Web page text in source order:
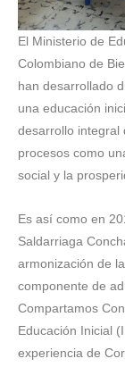
El Ministerio de
Colombiano de
han desarrollado
una educación
desarrollo integral
procesos como
social y la
Es así como en
Saldarriaga
armonización de
componente de
Compartamos
Educación Inicial
experiencia de